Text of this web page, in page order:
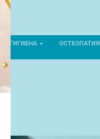
ГИГИЕНА
ОСТЕОПАТИЯ